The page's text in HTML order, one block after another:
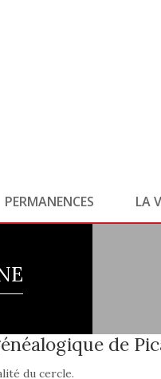
PERMANENCES LA
de
du cercle.